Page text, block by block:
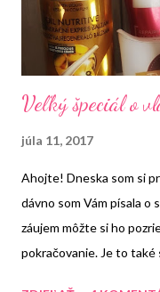
Veľký špeciál o
júla 11, 2017
Ahojte! Dneska som si
dávno som Vám písala
záujem môžte si ho
pokračovanie. Je to také